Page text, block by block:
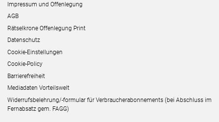
Impressum und Offenlegung
AGB
Rätselkrone Offenlegung Print
Datenschutz
Cookie-Einstellungen
Cookie-Policy
Barrierefreiheit
Mediadaten Vorteilswelt
Widerrufsbelehrung/-formular für Verbraucherabonnements (bei Abschluss im
Fernabsatz gem. FAGG)